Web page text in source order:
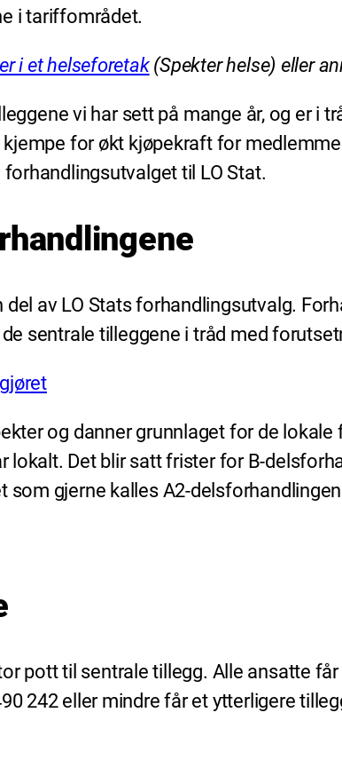
i tariffområdet.
i et helseforetak(Spekter helse) eller
vi har sett på mange år, og er i
for økt kjøpekraft for
til LO Stat.
del av LO Stats forhandlingsutvalg.
sentrale tilleggene i tråd med
og danner grunnlaget for de
lokalt. Det blir satt frister for B-
som gjerne kalles A2-
pott til sentrale tillegg. Alle ansatte
242 eller mindre får et ytterligere